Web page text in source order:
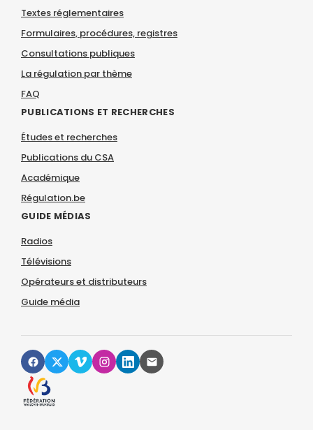
Textes réglementaires
Formulaires, procédures, registres
Consultations publiques
La régulation par thème
FAQ
PUBLICATIONS ET RECHERCHES
Études et recherches
Publications du CSA
Académique
Régulation.be
GUIDE MÉDIAS
Radios
Télévisions
Opérateurs et distributeurs
Guide média